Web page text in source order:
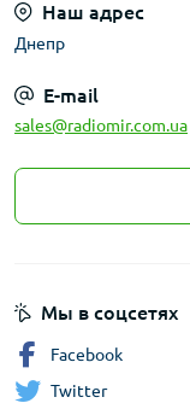
Наш адрес
Днепр
E-mail
sales@radiomir.com.ua
Мы в соцсетях
Facebook
Twitter